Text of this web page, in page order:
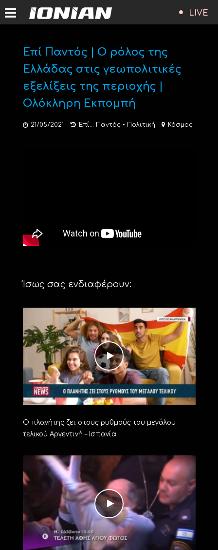
LIVE
Επί Παντός | Ο ρόλος της
Ελλάδας στις γεωπολιτικές
εξελίξεις της περιοχής |
Ολόκληρη Εκπομπή
21/05/2021 Επί... Παντός • Πολιτική Κόσμος
Ίσως σας ενδιαφέρουν:
Ο πλανήτης ζει στους ρυθμούς του μεγάλου
τελικού Αργεντινή – Ισπανία